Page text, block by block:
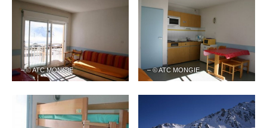
– © ATC MONGIE – © ATC MONGIE